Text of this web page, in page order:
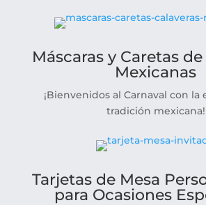
Máscaras y Caretas
Mexicanas
¡Bienvenidos al Carnaval con la
tradición mexicana!
Tarjetas de Mesa
para Ocasiones